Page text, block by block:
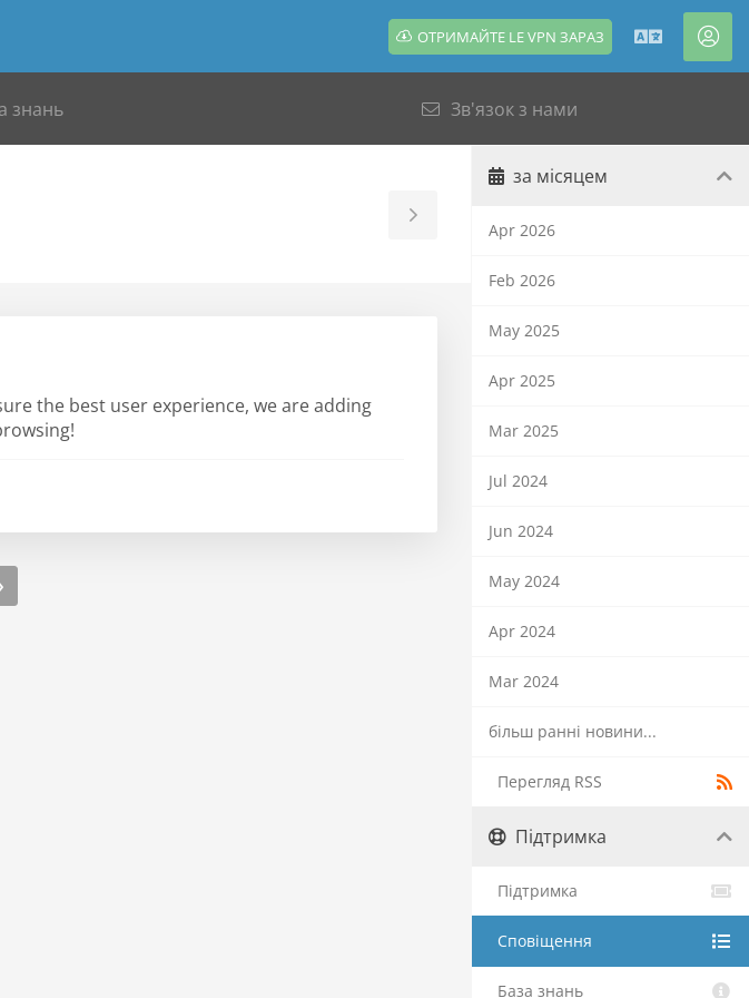
ОТРИМАЙТЕ LE VPN ЗАРАЗ
знань Зв'язок з нами
Toggle
Sidebar
the best user experience, we are adding
за місяцем
Apr 2026
Feb 2026
May 2025
Apr 2025
Mar 2025
Jul 2024
Jun 2024
May 2024
Apr 2024
Mar 2024
більш ранні новини...
Перегляд RSS
Підтримка
Підтримка
Сповіщення
База знань